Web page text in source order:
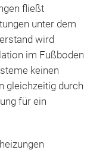
fließt
unter dem
wird
im Fußboden
keinen
gleichzeitig durch
für ein